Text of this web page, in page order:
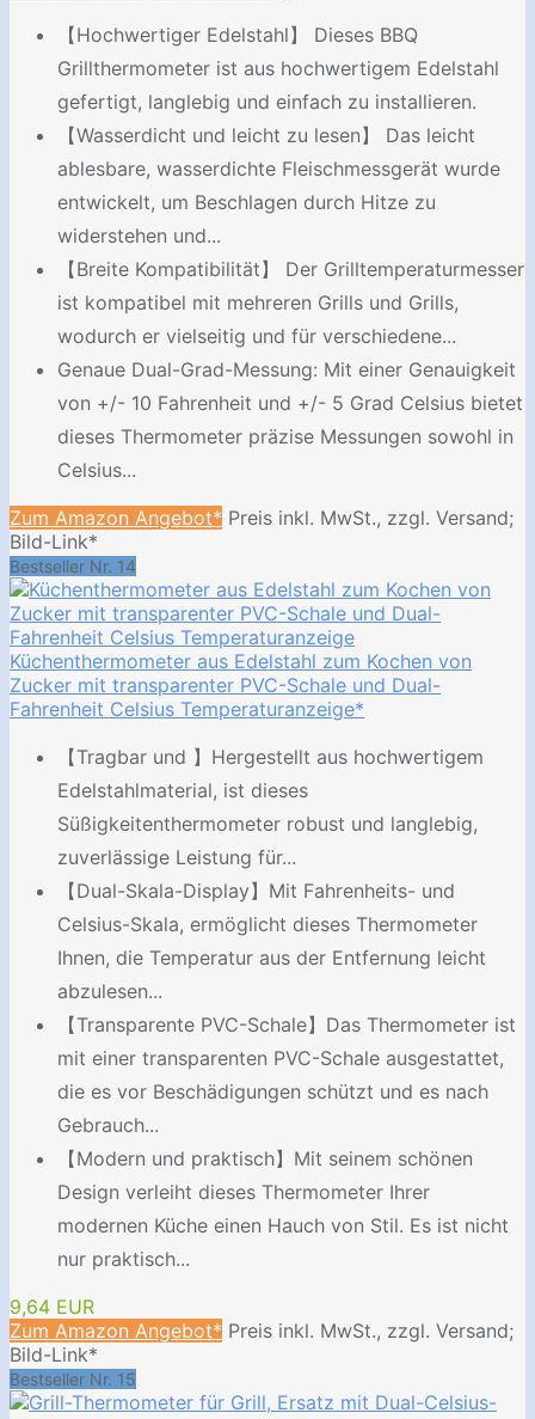
【Hochwertiger Edelstahl】 Dieses BBQ
Grillthermometer ist aus hochwertigem Edelstahl
gefertigt, langlebig und einfach zu installieren.
【Wasserdicht und leicht zu lesen】 Das leicht
ablesbare, wasserdichte Fleischmessgerät wurde
entwickelt, um Beschlagen durch Hitze zu
widerstehen und...
【Breite Kompatibilität】 Der Grilltemperaturmesser
ist kompatibel mit mehreren Grills und Grills,
wodurch er vielseitig und für verschiedene...
Genaue Dual-Grad-Messung: Mit einer Genauigkeit
von +/- 10 Fahrenheit und +/- 5 Grad Celsius bietet
dieses Thermometer präzise Messungen sowohl in
Celsius...
Zum Amazon Angebot* Preis inkl. MwSt., zzgl. Versand;
Bild-Link*
Bestseller Nr. 14
Küchenthermometer aus Edelstahl zum Kochen von
Zucker mit transparenter PVC-Schale und Dual-
Fahrenheit Celsius Temperaturanzeige*
【Tragbar und 】Hergestellt aus hochwertigem
Edelstahlmaterial, ist dieses
Süßigkeitenthermometer robust und langlebig,
zuverlässige Leistung für...
【Dual-Skala-Display】Mit Fahrenheits- und
Celsius-Skala, ermöglicht dieses Thermometer
Ihnen, die Temperatur aus der Entfernung leicht
abzulesen...
【Transparente PVC-Schale】Das Thermometer ist
mit einer transparenten PVC-Schale ausgestattet,
die es vor Beschädigungen schützt und es nach
Gebrauch...
【Modern und praktisch】Mit seinem schönen
Design verleiht dieses Thermometer Ihrer
modernen Küche einen Hauch von Stil. Es ist nicht
nur praktisch...
9,64 EUR
Zum Amazon Angebot* Preis inkl. MwSt., zzgl. Versand;
Bild-Link*
Bestseller Nr. 15